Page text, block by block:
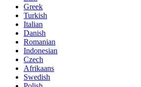
Greek
Turkish
Italian
Danish
Romanian
Indonesian
Czech
Afrikaans
Swedish